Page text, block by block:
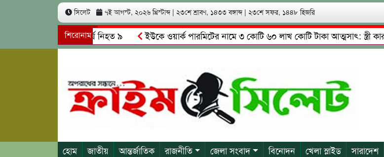
সিলেট ৭ই আগস্ট, ২০২৬ খ্রিস্টাব্দ | ২৩শে শ্রাবণ, ১৪৩৩ বঙ্গাব্দ | ২৩শে সফর, ১৪৪৮ হিজরি
শিরোনাম
মুখোমুখি সং’ঘ’র্ষে নিহত ৯ ইউকে ওয়ার্ক পারমিটের নামে ৩ কোটি ৬০ লাখ কোটি টাকা আত্মসাৎ: স্ত্রী কারাগারে,
রিমালকে গ্রেপ্তারের দাবি স্থানীয়দের
গোয়াইনঘাটে আলিম উদ্দিনের নেতৃত্বে চাঁদাবাজি ও শ্রমিকদের মারধর
হোম জাতীয় আন্তর্জাতিক রাজনীতি জেলা সংবাদ বিনোদন খেলা স্লাইড সারাদেশ